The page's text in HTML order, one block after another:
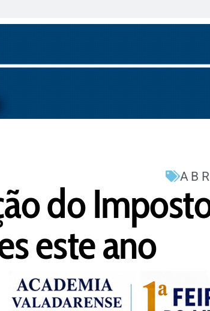
do
este ano